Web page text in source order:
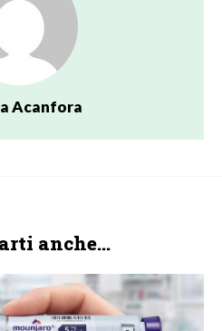
Acanfora
anche...